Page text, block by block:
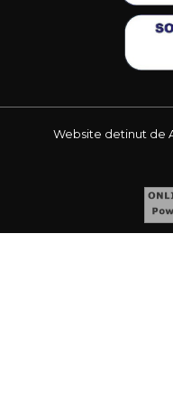
Website detinut de